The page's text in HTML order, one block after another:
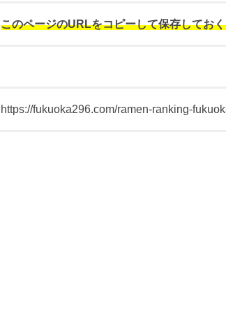
このページのURLをコピーして保存してお
https://fukuoka296.com/ramen-ranking-